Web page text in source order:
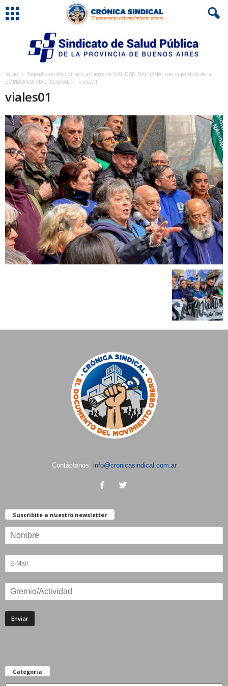
Inicio
Repudio multitudinario al cierre de VIALIDAD NACIONAL con la perdida de la
SOBERANIA VIAL FEDERAL
viales01
viales01
Contáctanos: info@cronicasindical.com.ar
Suscribite a nuestro newsletter
Categoría